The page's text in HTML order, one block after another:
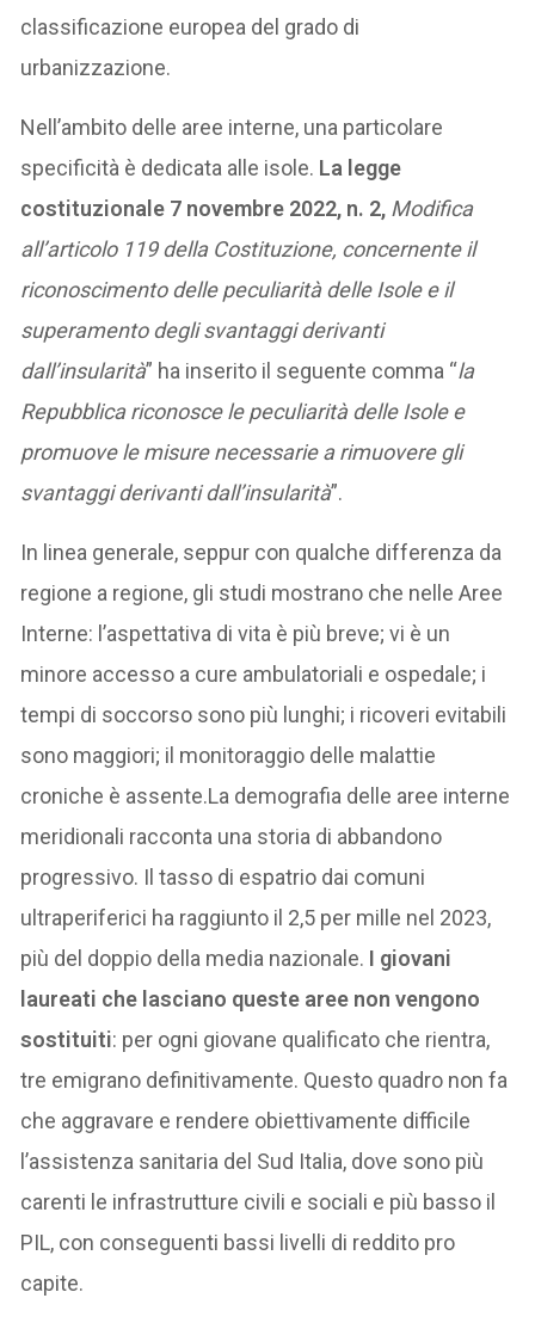
classificazione europea del grado di
urbanizzazione.
Nell’ambito delle aree interne, una particolare
specificità è dedicata alle isole. La legge
costituzionale 7 novembre 2022, n. 2, Modifica
all’articolo 119 della Costituzione, concernente il
riconoscimento delle peculiarità delle Isole e il
superamento degli svantaggi derivanti
dall’insularità” ha inserito il seguente comma “la
Repubblica riconosce le peculiarità delle Isole e
promuove le misure necessarie a rimuovere gli
svantaggi derivanti dall’insularità”.
In linea generale, seppur con qualche differenza da
regione a regione, gli studi mostrano che nelle Aree
Interne: l’aspettativa di vita è più breve; vi è un
minore accesso a cure ambulatoriali e ospedale; i
tempi di soccorso sono più lunghi; i ricoveri evitabili
sono maggiori; il monitoraggio delle malattie
croniche è assente.La demografia delle aree interne
meridionali racconta una storia di abbandono
progressivo. Il tasso di espatrio dai comuni
ultraperiferici ha raggiunto il 2,5 per mille nel 2023,
più del doppio della media nazionale. I giovani
laureati che lasciano queste aree non vengono
sostituiti: per ogni giovane qualificato che rientra,
tre emigrano definitivamente. Questo quadro non fa
che aggravare e rendere obiettivamente difficile
l’assistenza sanitaria del Sud Italia, dove sono più
carenti le infrastrutture civili e sociali e più basso il
PIL, con conseguenti bassi livelli di reddito pro
capite.